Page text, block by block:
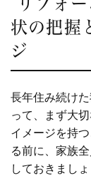
リフォ
状の把握
ジ
長年住み続け
って、まず大
イメージを持
る前に、家族
しておきましょ